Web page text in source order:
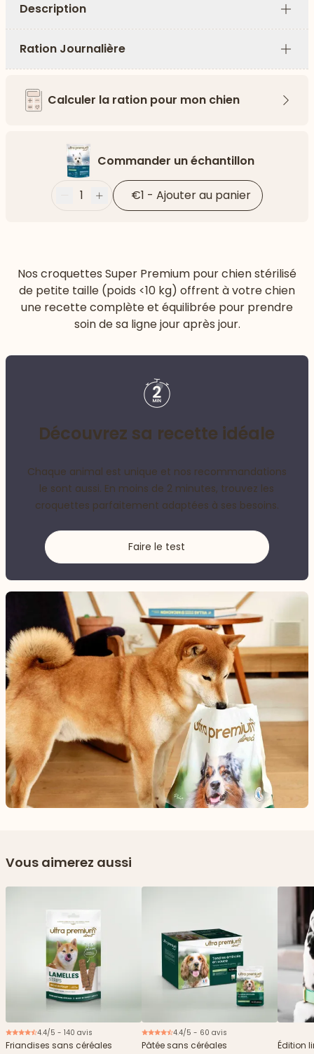
Description
Plus
Ration Journalière
Plus
Calculer la ration pour mon chien
Commander un échantillon
Moins
1 Plus €1 - Ajouter au panier
Nos croquettes Super Premium pour chien stérilisé
de petite taille (poids <10 kg) offrent à votre chien
une recette complète et équilibrée pour prendre
soin de sa ligne jour après jour.
Découvrez sa recette idéale
Chaque animal est unique et nos recommandations
le sont aussi. En moins de 2 minutes, trouvez les
croquettes parfaitement adaptées à ses besoins.
Faire le test
Vous aimerez aussi
4.4/5 - 140 avis
Friandises sans céréales
4.4/5 - 60 avis
Pâtée sans céréales Édition